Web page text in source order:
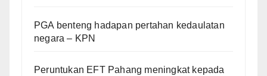
PGA benteng hadapan pertahan kedaulatan
negara – KPN
Peruntukan EFT Pahang meningkat kepada